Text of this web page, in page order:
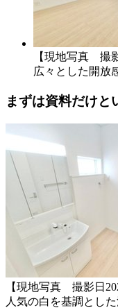
【現地写真 撮
広々とした開放
まずは資料だけと
【現地写真 撮影日
人気の白を基調とし